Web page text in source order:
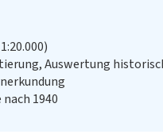
Auswertung
1940